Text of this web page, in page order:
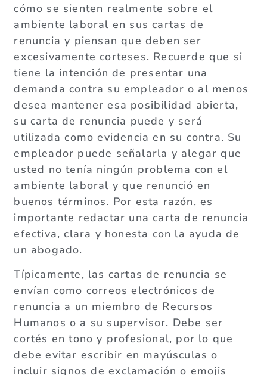
cómo se sienten realmente sobre el
ambiente laboral en sus cartas de
renuncia y piensan que deben ser
excesivamente corteses. Recuerde que si
tiene la intención de presentar una
demanda contra su empleador o al menos
desea mantener esa posibilidad abierta,
su carta de renuncia puede y será
utilizada como evidencia en su contra. Su
empleador puede señalarla y alegar que
usted no tenía ningún problema con el
ambiente laboral y que renunció en
buenos términos. Por esta razón, es
importante redactar una carta de renuncia
efectiva, clara y honesta con la ayuda de
un abogado.
Típicamente, las cartas de renuncia se
envían como correos electrónicos de
renuncia a un miembro de Recursos
Humanos o a su supervisor. Debe ser
cortés en tono y profesional, por lo que
debe evitar escribir en mayúsculas o
incluir signos de exclamación o emojis